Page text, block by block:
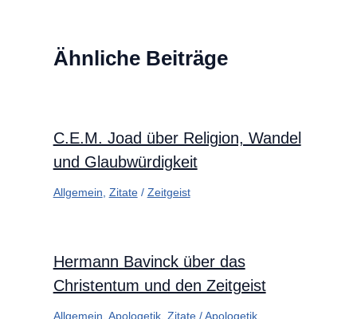
Ähnliche Beiträge
C.E.M. Joad über Religion, Wandel
und Glaubwürdigkeit
Allgemein, Zitate/ Zeitgeist
Hermann Bavinck über das
Christentum und den Zeitgeist
Allgemein, Apologetik, Zitate/Apologetik,